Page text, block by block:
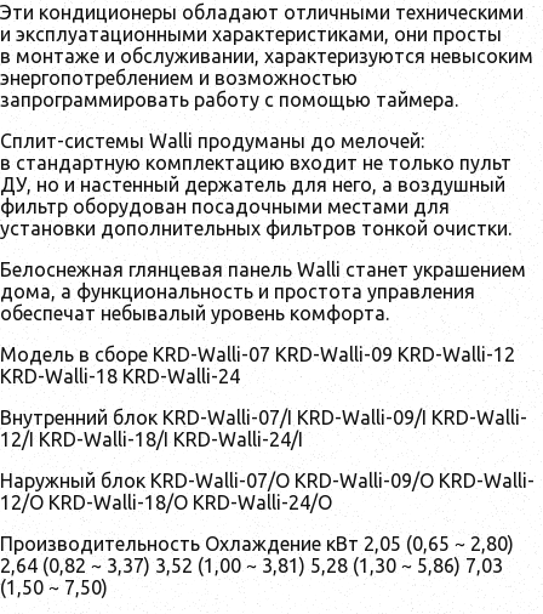
Эти кондиционеры обладают отличными техническими
и эксплуатационными характеристиками, они просты
в монтаже и обслуживании, характеризуются невысоким
энергопотреблением и возможностью
запрограммировать работу с помощью таймера.
Сплит-системы Walli продуманы до мелочей:
в стандартную комплектацию входит не только пульт
ДУ, но и настенный держатель для него, а воздушный
фильтр оборудован посадочными местами для
установки дополнительных фильтров тонкой очистки.
Белоснежная глянцевая панель Walli станет украшением
дома, а функциональность и простота управления
обеспечат небывалый уровень комфорта.
Модель в сборе KRD-Walli-07 KRD-Walli-09 KRD-Walli-12
KRD-Walli-18 KRD-Walli-24
Внутренний блок KRD-Walli-07/I KRD-Walli-09/I KRD-Walli-
12/I KRD-Walli-18/I KRD-Walli-24/I
Наружный блок KRD-Walli-07/O KRD-Walli-09/O KRD-Walli-
12/O KRD-Walli-18/O KRD-Walli-24/O
Производительность Охлаждение кВт 2,05 (0,65 ~ 2,80)
2,64 (0,82 ~ 3,37) 3,52 (1,00 ~ 3,81) 5,28 (1,30 ~ 5,86) 7,03
(1,50 ~ 7,50)